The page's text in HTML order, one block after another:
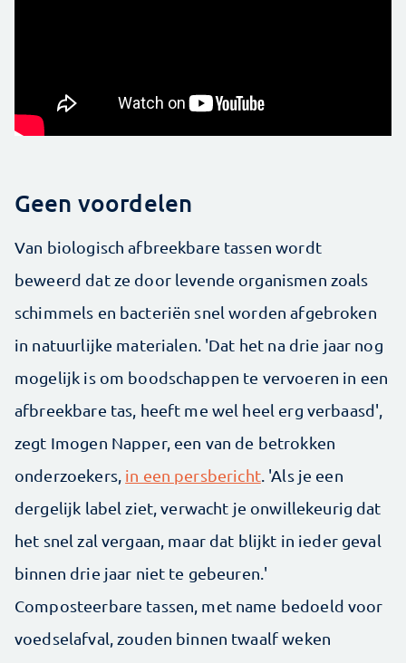
Geen voordelen
Van biologisch afbreekbare tassen wordt
beweerd dat ze door levende organismen zoals
schimmels en bacteriën snel worden afgebroken
in natuurlijke materialen. 'Dat het na drie jaar nog
mogelijk is om boodschappen te vervoeren in een
afbreekbare tas, heeft me wel heel erg verbaasd',
zegt Imogen Napper, een van de betrokken
onderzoekers, in een persbericht. 'Als je een
dergelijk label ziet, verwacht je onwillekeurig dat
het snel zal vergaan, maar dat blijkt in ieder geval
binnen drie jaar niet te gebeuren.'
Composteerbare tassen, met name bedoeld voor
voedselafval, zouden binnen twaalf weken